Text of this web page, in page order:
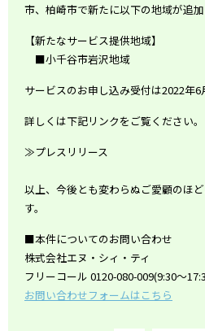
市、柏崎市で新たに以下の地域が追加
【新たなサービス提供地域】
■小千谷市岩沢地域
サービスのお申し込み受付は2022年6
詳しくは下記リンクをご覧ください。
≫プレスリリース
以上、今後とも変わらぬご愛顧のほ
す。
■本件についてのお問い合わせ
株式会社エヌ・シィ・ティ
フリーコール 0120-080-009(9:30～
お問い合わせフォームはこちら